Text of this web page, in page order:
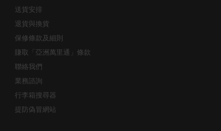
送貨安排
退貨與換貨
保修條款及細則
賺取「亞洲萬里通」條款
聯絡我們
業務諮詢
行李箱搜尋器
提防偽冒網站